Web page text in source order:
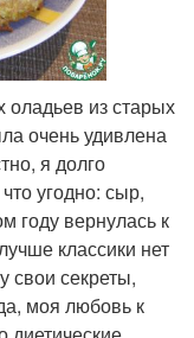
оладьев из старых
очень удивлена
я долго
угодно: сыр,
году вернулась к
классики нет
свои секреты,
моя любовь к